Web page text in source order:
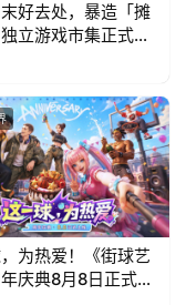
好去处，暴造「摊
立游戏市集正式开
为热爱！《街球艺
庆典8月8日正式上